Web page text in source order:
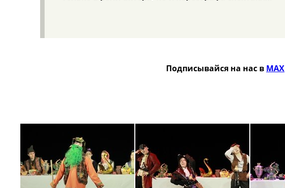
Подписывайся на нас в MAX